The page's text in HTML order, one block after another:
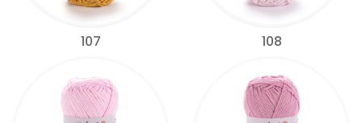
107 108